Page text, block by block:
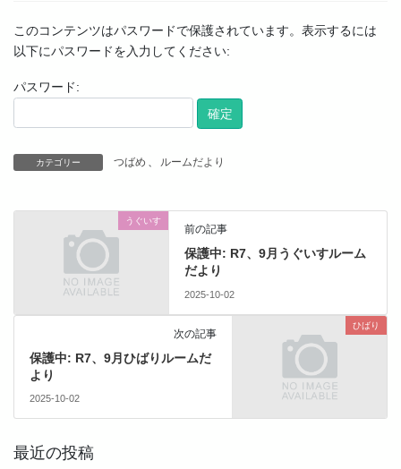
このコンテンツはパスワードで保護されています。表示するには
以下にパスワードを入力してください:
パスワード:
カテゴリー つばめ 、 ルームだより
うぐいす
前の記事
保護中: R7、9月うぐいすルーム
だより
2025-10-02
ひばり
次の記事
保護中: R7、9月ひばりルームだ
より
2025-10-02
最近の投稿